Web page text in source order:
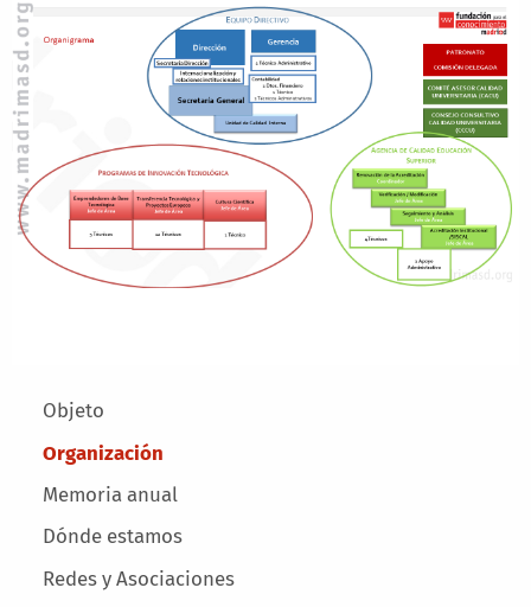
Main menu
Objeto
Organización
Memoria anual
Dónde estamos
Redes y Asociaciones